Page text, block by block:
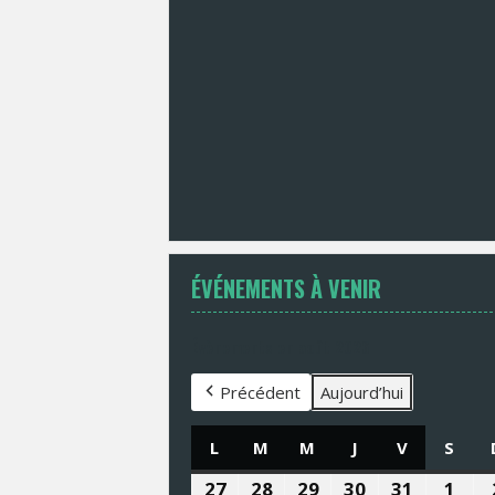
ÉVÉNEMENTS À VENIR
Précédent Aujourd’hui
L LUNDI
M MARDI
M MERCREDI
J JEUDIVVENDREDI
S
2727
2828
2929
30 31 1